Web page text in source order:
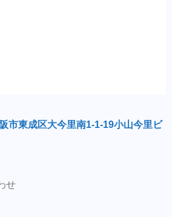
市東成区大今里南1-1-19小山今里ビ
せ